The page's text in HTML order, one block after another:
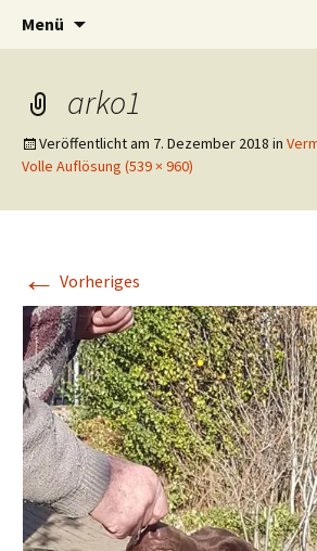
Tier und Mensch –
Tierschutz e.V.
der andere Tierschutz e.V.
Menü
arko1
Veröffentlicht am 7. Dezember 2018 in
Volle Auflösung (539 × 960)
← Vorheriges